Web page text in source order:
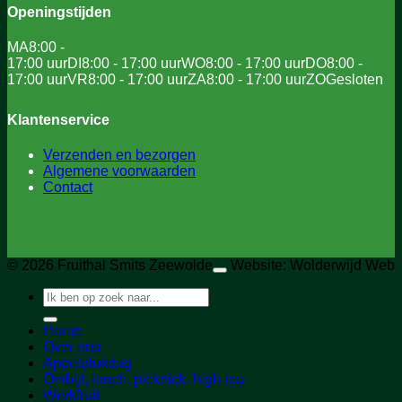
Openingstijden
MA8:00 -
17:00 uurDI 8:00 - 17:00 uurWO8:00 - 17:00 uurDO8:00 -
17:00 uurVR8:00 - 17:00 uurZA8:00 - 17:00 uurZOGesloten
Klantenservice
Verzenden en bezorgen
Algemene voorwaarden
Contact
Website: Wolderwijd Web
© 2026 Fruithal Smits Zeewolde
Zoeken
naar:
Home
Over ons
Appelplukdag
Ontbijt, lunch, picknick, high tea
Werkfruit